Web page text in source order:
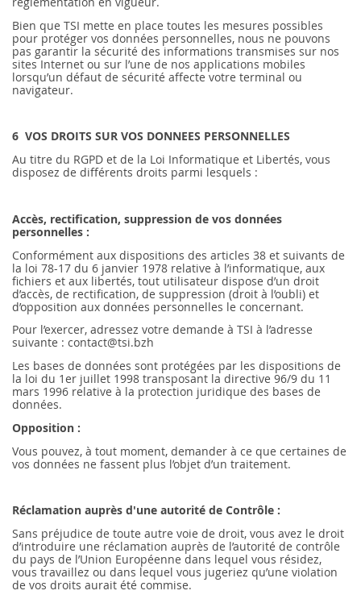
Bien que TSI mette en place toutes les mesures possibles
pour protéger vos données personnelles, nous ne pouvons
pas garantir la sécurité des informations transmises sur nos
sites Internet ou sur l’une de nos applications mobiles
lorsqu’un défaut de sécurité affecte votre terminal ou
navigateur.
6 VOS DROITS SUR VOS DONNEES PERSONNELLES
Au titre du RGPD et de la Loi Informatique et Libertés, vous
disposez de différents droits parmi lesquels :
Accès, rectification, suppression de vos données
personnelles :
Conformément aux dispositions des articles 38 et suivants de
la loi 78-17 du 6 janvier 1978 relative à l’informatique, aux
fichiers et aux libertés, tout utilisateur dispose d’un droit
d’accès, de rectification, de suppression (droit à l’oubli) et
d’opposition aux données personnelles le concernant.
Pour l’exercer, adressez votre demande à TSI à l’adresse
suivante : contact@tsi.bzh
Les bases de données sont protégées par les dispositions de
la loi du 1er juillet 1998 transposant la directive 96/9 du 11
mars 1996 relative à la protection juridique des bases de
données.
Opposition :
Vous pouvez, à tout moment, demander à ce que certaines de
vos données ne fassent plus l’objet d’un traitement.
Réclamation auprès d'une autorité de Contrôle :
Sans préjudice de toute autre voie de droit, vous avez le droit
d’introduire une réclamation auprès de l’autorité de contrôle
du pays de l’Union Européenne dans lequel vous résidez,
vous travaillez ou dans lequel vous jugeriez qu’une violation
de vos droits aurait été commise.